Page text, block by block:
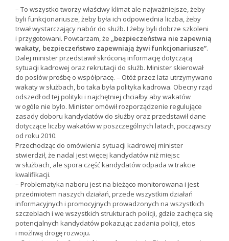
– To wszystko tworzy właściwy klimat ale najważniejsze, żeby
byli funkcjonariusze, żeby była ich odpowiednia liczba, żeby
trwał wystarczający nabór do służb. I żeby byli dobrze szkoleni
i przygotowani. Powtarzam, że „bezpieczeństwa nie zapewnią
wakaty, bezpieczeństwo zapewniają żywi funkcjonariusze”.
Dalej minister przedstawił skróconą informację dotyczącą
sytuacji kadrowej oraz rekrutacji do służb. Minister skierował
do posłów prośbę o współpracę. – Otóż przez lata utrzymywano
wakaty w służbach, bo taka była polityka kadrowa. Obecny rząd
odszedł od tej polityki i najchętniej chciałby aby wakatów
w ogóle nie było. Minister omówił rozporządzenie regulujące
zasady doboru kandydatów do służby oraz przedstawił dane
dotyczące liczby wakatów w poszczególnych latach, począwszy
od roku 2010.
Przechodząc do omówienia sytuacji kadrowej minister
stwierdził, że nadal jest więcej kandydatów niż miejsc
w służbach, ale spora część kandydatów odpada w trakcie
kwalifikacji.
– Problematyka naboru jest na bieżąco monitorowana i jest
przedmiotem naszych działań, przede wszystkim działań
informacyjnych i promocyjnych prowadzonych na wszystkich
szczeblach i we wszystkich strukturach policji, gdzie zachęca się
potencjalnych kandydatów pokazując zadania policji, etos
i możliwą drogę rozwoju.